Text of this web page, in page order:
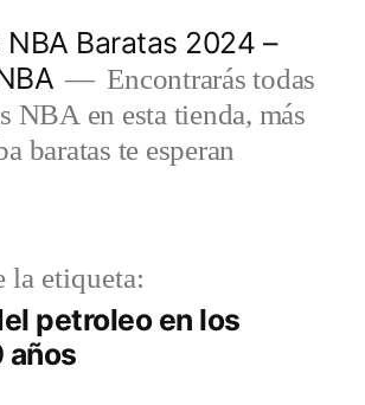
Baratas 2024 –
Encontrarás todas
NBA en esta tienda, más
baratas te esperan
etiqueta:
petroleo en los
años